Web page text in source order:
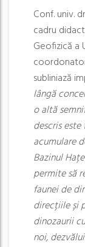
Conf. univ.
cadru
Geofizică a
subliniază
lângă
o altă
descris
acumulare
Bazinul
permite să
faunei de
direcțiile și
dinozaurii
noi,